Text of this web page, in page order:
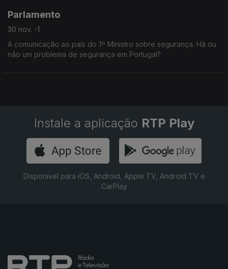
Parlamento
30 nov. -1
A comunicação ao país do 1º Ministro sobre segurança. Há ou
não um problema de segurança em Portugal?
Instale a aplicação RTP Play
Disponível para iOS, Android, Apple TV, Android TV e
CarPlay